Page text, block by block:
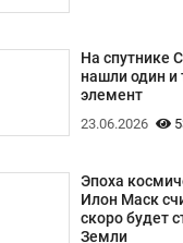
На спутнике
нашли один и
элемент
23.06.2026
Эпоха
Илон Маск
скоро будет
Земли